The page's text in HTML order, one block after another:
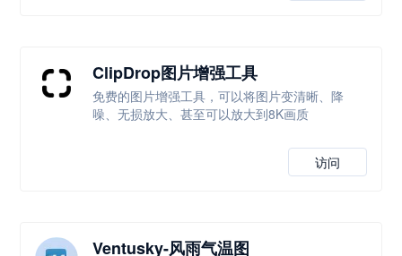
ClipDrop图片增强工具
免费的图片增强工具，可以将图片变清晰、降
噪、无损放大、甚至可以放大到8K画质
访问
Ventusky-风雨气温图